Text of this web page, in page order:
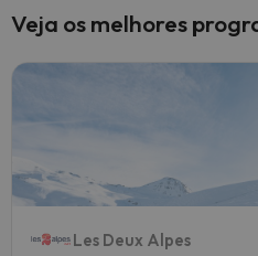
Veja os melhores
Les Deux Alpes